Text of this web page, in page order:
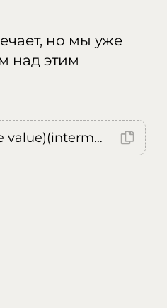
но мы уже
над этим
Error: (intermediate value)(intermediate value)(intermediate value).replaceAll is not a function